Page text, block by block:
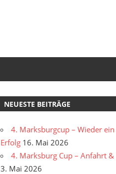
NEUESTE BEITRÄGE
4. Marksburgcup – Wieder
Erfolg 16. Mai 2026
4. Marksburg Cup – Anfahrt &
3. Mai 2026